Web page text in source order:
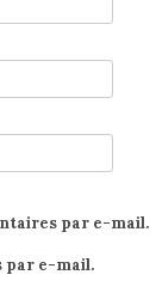
par e-mail.
par e-mail.